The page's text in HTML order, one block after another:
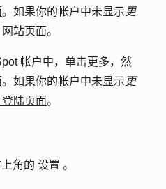
。如果你的帐户中未显示 更
网站页面。
帐户中，单击更多，然
。如果你的帐户中未显示 更
登陆页面。
角的 设置 。